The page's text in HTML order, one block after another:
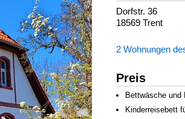
Dorfstr. 36
18569 Trent
2 Wohnungen
Preis
Bettwäsche und
Kinderreisebett